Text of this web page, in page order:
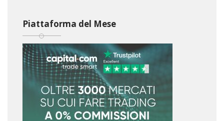
Piattaforma del Mese